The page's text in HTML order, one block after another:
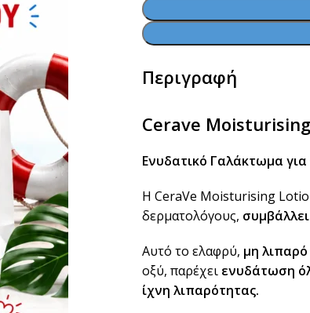
Περιγραφή
Cerave
Ενυδατικό Γαλάκτωμα
Η CeraVe Moisturising
δερματολόγους,
Αυτό το ελαφρύ, μη
οξύ, παρέχει ενυδάτωση
ίχνη λιπαρότητας.